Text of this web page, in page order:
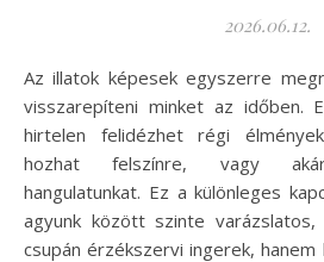
2026.06.12.
Az illatok képesek egyszerre megragadni a pillanatot és
visszarepíteni minket az időben.
hirtelen felidézhet régi
hozhat felszínre, vagy akár
hangulatunkat. Ez a különleges
agyunk között szinte
csupán érzékszervi ingerek, hanem